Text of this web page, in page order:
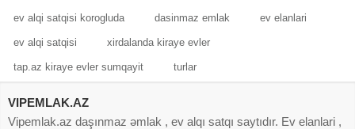
ev alqi satqisi korogluda dasinmaz emlak ev elanlari
ev alqi satqisi xirdalanda kiraye evler
tap.az kiraye evler sumqayit turlar
VIPEMLAK.AZ
Vipemlak.az daşınmaz əmlak , ev alqı satqı saytıdır. Ev elanlari ,